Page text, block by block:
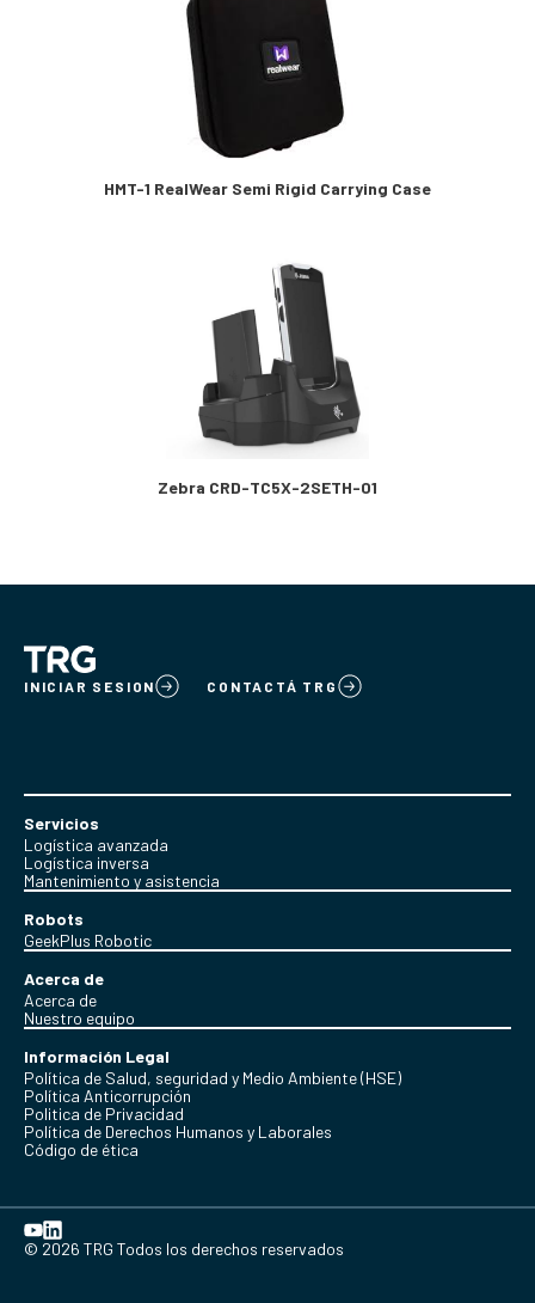
HMT-1 RealWear Semi Rigid Carrying Case
Zebra CRD-TC5X-2SETH-01
INICIAR SESION CONTACTÁ TRG
Servicios
Logística avanzada
Logística inversa
Mantenimiento y asistencia
Robots
GeekPlus Robotic
Acerca de
Acerca de
Nuestro equipo
Información Legal
Política de Salud, seguridad y Medio Ambiente (HSE)
Política Anticorrupción
Politica de Privacidad
Política de Derechos Humanos y Laborales
Código de ética
© 2026 TRG Todos los derechos reservados